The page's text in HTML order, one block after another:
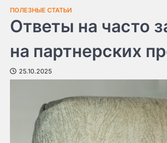
ПОЛЕЗНЫЕ СТАТЬИ
Ответы на часто
на партнерских
25.10.2025